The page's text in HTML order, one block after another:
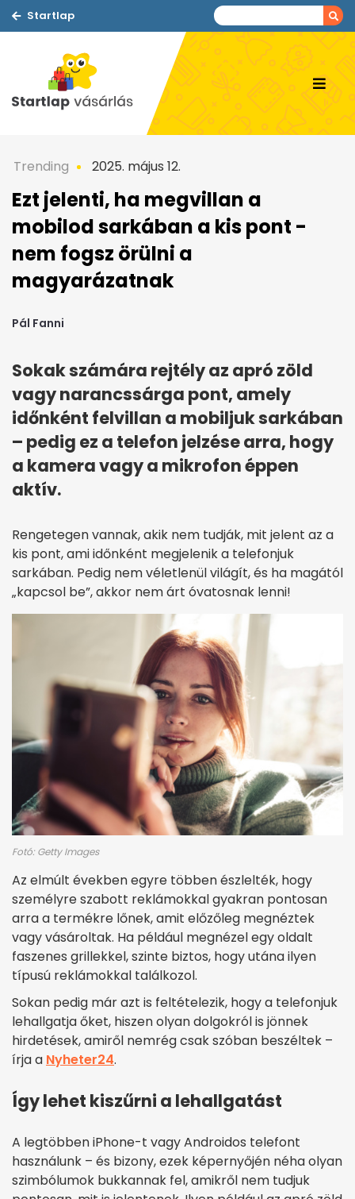
Startlap
Trending 2025. május 12.
Ezt jelenti, ha megvillan a
mobilod sarkában a kis pont -
nem fogsz örülni a
magyarázatnak
Pál Fanni
Sokak számára rejtély az apró zöld
vagy narancssárga pont, amely
időnként felvillan a mobiljuk sarkában
– pedig ez a telefon jelzése arra, hogy
a kamera vagy a mikrofon éppen
aktív.
Rengetegen vannak, akik nem tudják, mit jelent az a
kis pont, ami időnként megjelenik a telefonjuk
sarkában. Pedig nem véletlenül világít, és ha magától
„kapcsol be”, akkor nem árt óvatosnak lenni!
Fotó: Getty Images
Az elmúlt években egyre többen észlelték, hogy
személyre szabott reklámokkal gyakran pontosan
arra a termékre lőnek, amit előzőleg megnéztek
vagy vásároltak. Ha például megnézel egy oldalt
faszenes grillekkel, szinte biztos, hogy utána ilyen
típusú reklámokkal találkozol.
Sokan pedig már azt is feltételezik, hogy a telefonjuk
lehallgatja őket, hiszen olyan dolgokról is jönnek
hirdetések, amiről nemrég csak szóban beszéltek –
írja a Nyheter24.
Így lehet kiszűrni a lehallgatást
A legtöbben iPhone-t vagy Androidos telefont
használunk – és bizony, ezek képernyőjén néha olyan
szimbólumok bukkannak fel, amikről nem tudjuk